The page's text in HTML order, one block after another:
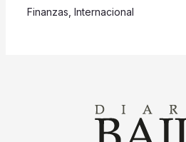
Finanzas Internacional